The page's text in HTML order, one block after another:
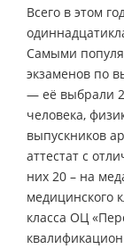
Всего в этом
Самыми
экзаменов по
— её выбрали
человека,
выпускников
аттестат с
них 20 – на
медицинского
класса ОЦ